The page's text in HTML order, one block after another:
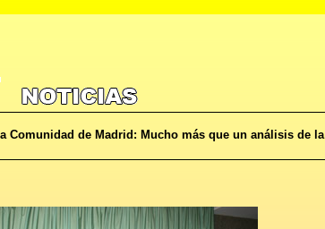
Comunidad de Madrid: Mucho más que un análisis de la